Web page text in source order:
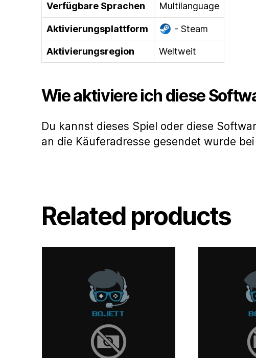
Verfügbare Sprachen Multilanguage
Aktivierungsplattform - Steam
Aktivierungsregion Weltweit
Wie aktiviere ich diese
Du kannst dieses Spiel oder diese
an die Käuferadresse gesendet wurde bei
Related products